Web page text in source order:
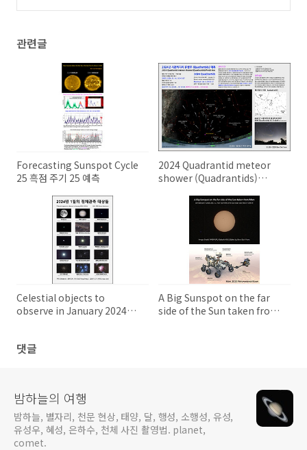
관련글
Forecasting Sunspot Cycle
25 흑점 주기 25 예측
2024 Quadrantid meteor
shower (Quadrantids)
리 유성우 예측
Celestial objects to
observe in January 2024
A Big Sunspot on the far
side of the Sun taken from
댓글
밤하늘의 여행
밤하늘, 별자리, 천문 현상, 태양, 달, 행성, 소행성, 유성,
유성우, 혜성, 은하수, 천체 사진 촬영법. planet,
comet.